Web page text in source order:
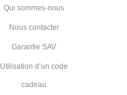
Qui sommes-nous
Nous contacter
Garantie SAV
Utilisation d’un code
cadeau